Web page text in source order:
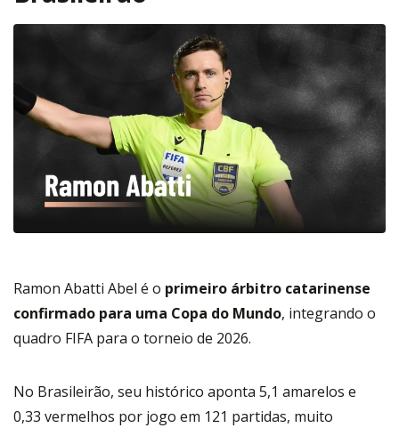
Ramon Abatti Abel é o primeiro árbitro catarinense
confirmado para uma Copa do Mundo, integrando o
quadro FIFA para o torneio de 2026.
No Brasileirão, seu histórico aponta 5,1 amarelos e
0,33 vermelhos por jogo em 121 partidas, muito